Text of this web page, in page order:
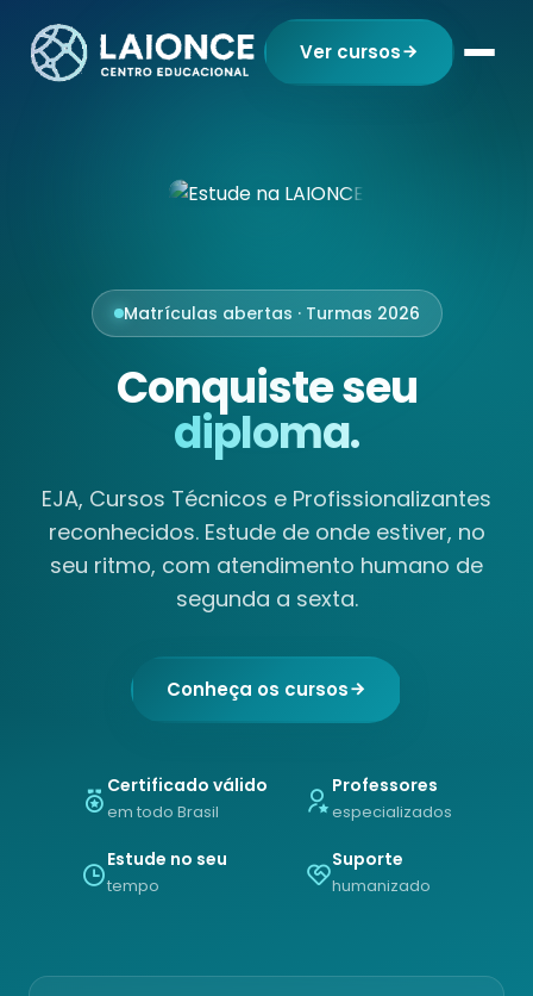
Ver cursos
Matrículas abertas · Turmas 2026
Conquiste seu
diploma.
EJA, Cursos Técnicos e Profissionalizantes
reconhecidos. Estude de onde estiver, no
seu ritmo, com atendimento humano de
segunda a sexta.
Conheça os cursos
Certificado válido
em todo Brasil
Professores
especializados
Estude no seu
tempo
Suporte
humanizado